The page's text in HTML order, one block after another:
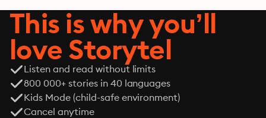
This is why you’ll
love Storytel
Listen and read without limits
800 000+ stories in 40 languages
Kids Mode (child-safe environment)
Cancel anytime